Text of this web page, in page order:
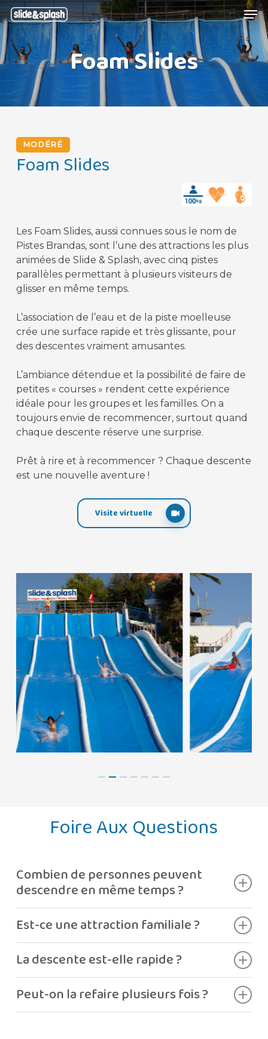
Skip
to
main
content
Foam Slides
MODÉRÉ
Foam Slides
Les Foam Slides, aussi connues sous le nom de
Pistes Brandas, sont l’une des attractions les plus
animées de Slide & Splash, avec cinq pistes
parallèles permettant à plusieurs visiteurs de
glisser en même temps.
L’association de l’eau et de la piste moelleuse
crée une surface rapide et très glissante, pour
des descentes vraiment amusantes.
L’ambiance détendue et la possibilité de faire de
petites « courses » rendent cette expérience
idéale pour les groupes et les familles. On a
toujours envie de recommencer, surtout quand
chaque descente réserve une surprise.
Prêt à rire et à recommencer ? Chaque descente
est une nouvelle aventure !
Visite virtuelle
Foire Aux Questions
Combien de personnes peuvent
descendre en même temps ?
Est-ce une attraction familiale ?
La descente est-elle rapide ?
Peut-on la refaire plusieurs fois ?
Menu